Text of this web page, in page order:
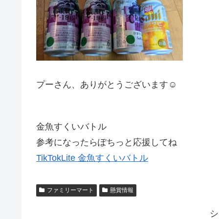
プーさん、ありがとうございます☺
金魚すくいバトル
参考になったらぽちっと応援してね
TikTokLite 金魚すくいバトル
ファミリーマート 懸賞情報